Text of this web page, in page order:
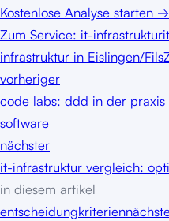
Kostenlose Analyse starten →
Zum Service: it-infrastruktur
infrastruktur in Eislingen/Fils
vorheriger
code labs: ddd in der
software
nächster
it-infrastruktur vergleich:
in diesem artikel
entscheidungkriterien